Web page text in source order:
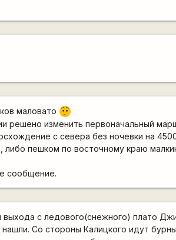
маловато :-/
решено изменить первоначальный
с севера без ночевки на
пешком по восточному краю
сообщение.
с ледового(снежного) плато
Со стороны Калицкого идут